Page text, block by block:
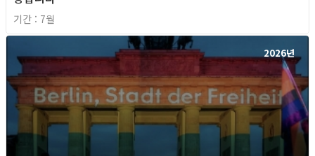
기간 : 7월
2026년